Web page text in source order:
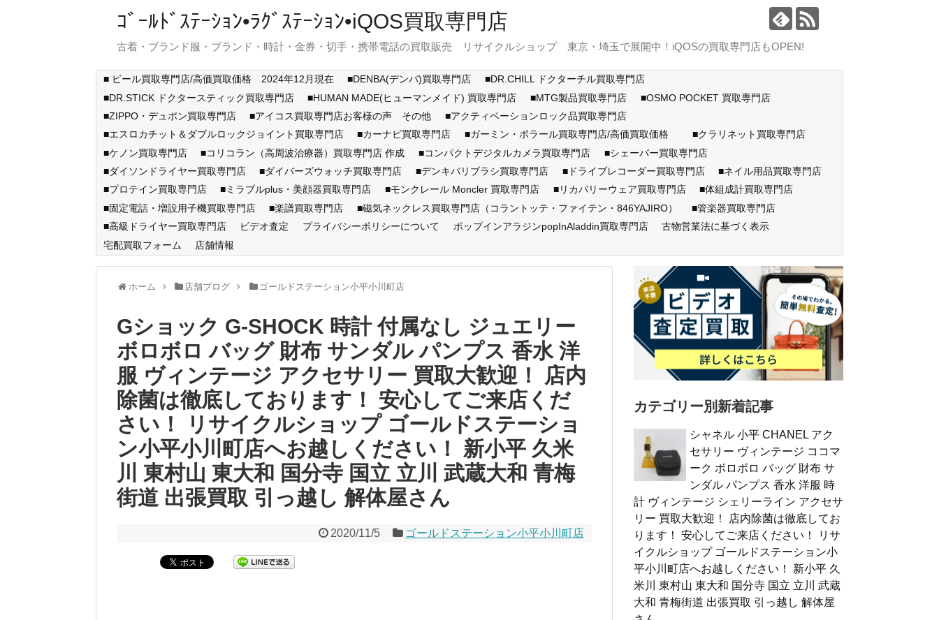
ｺﾞｰﾙﾄﾞｽﾃｰｼｮﾝ•ﾗｸﾞｽﾃｰｼｮﾝ•iQOS買取専門店
古着・ブランド服・ブランド・時計・金券・切手・携帯電話の買取販売 リサイクルショップ 東京・埼玉で展開中！iQOSの買取専門店もOPEN!
■ ビール買取専門店/高価買取価格 2024年12月現在 ■DENBA(デンバ)買取専門店
■DR.CHILL ドクターチル買取専門店
■DR.STICK ドクタースティック買取専門店
■HUMAN MADE(ヒューマンメイド) 買取専門店 ■MTG製品買取専門店
■OSMO POCKET 買取専門店
■ZIPPO・デュポン買取専門店
■アイコス買取専門店お客様の声 その他
■アクティベーションロック品買取専門店
■エスロカチット＆ダブルロックジョイント買取専門店
■カーナビ買取専門店 ■ガーミン・ポラール買取専門店/高価買取価格
■クラリネット買取専門店
■ケノン買取専門店
■コリコラン（高周波治療器）買取専門店 作成 ■コンパクトデジタルカメラ買取専門店
■シェーバー買取専門店
■ダイソンドライヤー買取専門店
■ダイバーズウォッチ買取専門店 ■デンキバリブラシ買取専門店 ■ドライブレコーダー買取専門店
■ネイル用品買取専門店
■プロテイン買取専門店
■ミラブルplus・美顔器買取専門店 ■モンクレール Moncler 買取専門店 ■リカバリーウェア買取専門店
■体組成計買取専門店
■固定電話・増設用子機買取専門店
■楽譜買取専門店 ■磁気ネックレス買取専門店（コラントッテ・ファイテン・846YAJIRO）
■管楽器買取専門店
■高級ドライヤー買取専門店
ビデオ査定 プライバシーポリシーについて ポップインアラジンpopInAladdin買取専門店
古物営業法に基づく表示
宅配買取フォーム
店舗情報
ホーム 店舗ブログ ゴールドステーション小平小川町店
Gショック G-SHOCK 時計 付属なし ジュエリー
ボロボロ バッグ 財布 サンダル パンプス 香水 洋
服 ヴィンテージ アクセサリー 買取大歓迎！ 店内
除菌は徹底しております！ 安心してご来店くだ
さい！ リサイクルショップ ゴールドステーショ
ン小平小川町店へお越しください！ 新小平 久米
川 東村山 東大和 国分寺 国立 立川 武蔵大和 青梅
街道 出張買取 引っ越し 解体屋さん
2020/11/5 ゴールドステーション小平小川町店
カテゴリー別新着記事
シャネル 小平 CHANEL アク
セサリー ヴィンテージ ココマ
ーク ボロボロ バッグ 財布 サ
ンダル パンプス 香水 洋服 時
計 ヴィンテージ シェリーライン アクセサ
リー 買取大歓迎！ 店内除菌は徹底してお
ります！ 安心してご来店ください！ リサ
イクルショップ ゴールドステーション小
平小川町店へお越しください！ 新小平 久
米川 東村山 東大和 国分寺 国立 立川 武蔵
大和 青梅街道 出張買取 引っ越し 解体屋